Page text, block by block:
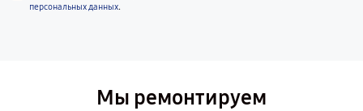
персональных данных.
Мы ремонтируем